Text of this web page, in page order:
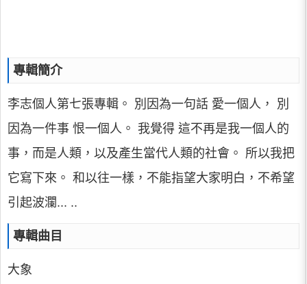
專輯簡介
李志個人第七張專輯。 別因為一句話 愛一個人， 別
因為一件事 恨一個人。 我覺得 這不再是我一個人的
事，而是人類，以及產生當代人類的社會。 所以我把
它寫下來。 和以往一樣，不能指望大家明白，不希望
引起波瀾... ..
專輯曲目
大象